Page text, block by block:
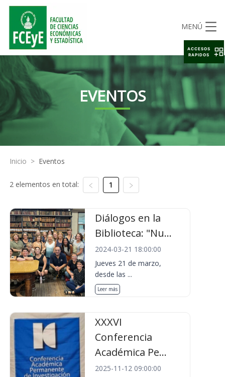
MENÚ
EVENTOS
Inicio > Eventos
2 elementos en total: 1
Diálogos en la
Biblioteca: "Nu...
2024-03-21 18:00:00
Jueves 21 de marzo,
desde las ...
Leer más
XXXVI
Conferencia
Académica Pe...
2025-11-12 09:00:00
ACCESOS
RAPIDOS